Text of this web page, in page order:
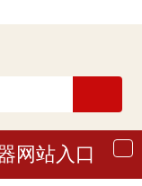
导
航
网站入口